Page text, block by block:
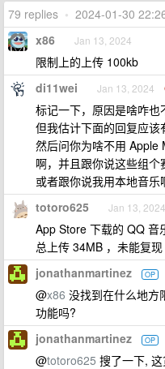
79 replies • 2024-01-30
x86 Jan 13, 2024
限制上的上传 100kb
di11wei Jan 13, 2024
标记一下，原因是啥咋也
但我估计下面的回复应该
然后问你为啥不用 Apple
啊，并且跟你说这些组个
或者跟你说我用本地音乐
totoro625 Jan 13, 2024
App Store 下载的 QQ 音
总上传 34MB ，未能复现
jonathanmartinez OP
@x86 没找到在什么地方
功能吗?
jonathanmartinez OP
@totoro625 搜了一下,